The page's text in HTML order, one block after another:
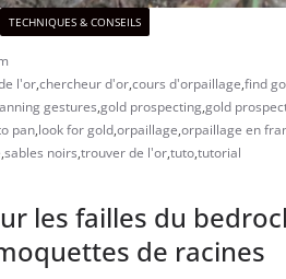
TECHNIQUES & CONSEILS
l'or,chercheur d'or,cours d'orpaillage,find
gestures,gold prospecting,gold
pan,look for gold,orpaillage,orpaillage en
,sables noirs,trouver de l'or,tuto,tutorial
les failles du
de racines